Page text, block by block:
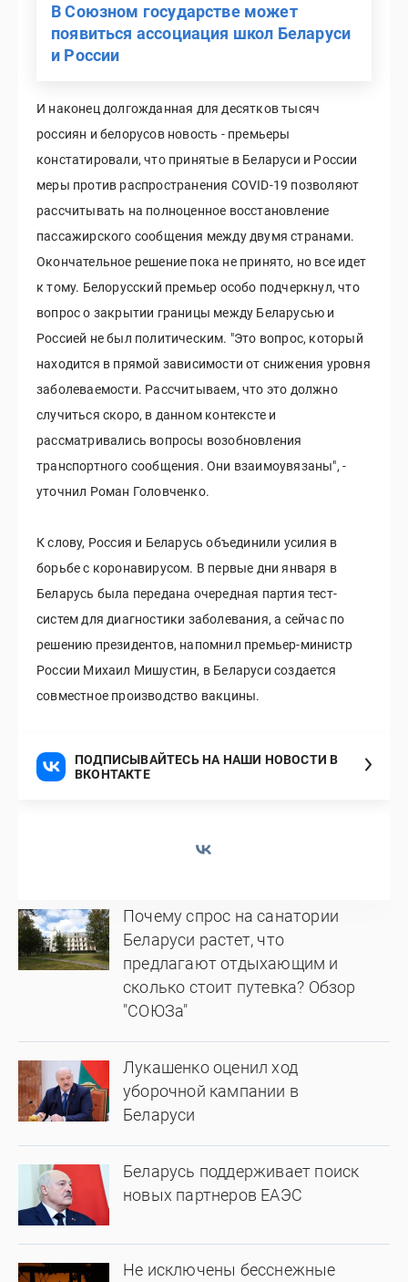
В Союзном государстве может
появиться ассоциация школ Беларуси
и России
И наконец долгожданная для десятков тысяч
россиян и белорусов новость - премьеры
констатировали, что принятые в Беларуси и России
меры против распространения COVID-19 позволяют
рассчитывать на полноценное восстановление
пассажирского сообщения между двумя странами.
Окончательное решение пока не принято, но все идет
к тому. Белорусский премьер особо подчеркнул, что
вопрос о закрытии границы между Беларусью и
Россией не был политическим. "Это вопрос, который
находится в прямой зависимости от снижения уровня
заболеваемости. Рассчитываем, что это должно
случиться скоро, в данном контексте и
рассматривались вопросы возобновления
транспортного сообщения. Они взаимоувязаны", -
уточнил Роман Головченко.
К слову, Россия и Беларусь объединили усилия в
борьбе с коронавирусом. В первые дни января в
Беларусь была передана очередная партия тест-
систем для диагностики заболевания, а сейчас по
решению президентов, напомнил премьер-министр
России Михаил Мишустин, в Беларуси создается
совместное производство вакцины.
ПОДПИСЫВАЙТЕСЬ НА НАШИ НОВОСТИ В
ВКОНТАКТЕ
Почему спрос на санатории
Беларуси растет, что
предлагают отдыхающим и
сколько стоит путевка? Обзор
"СОЮЗа"
Лукашенко оценил ход
уборочной кампании в
Беларуси
Беларусь поддерживает поиск
новых партнеров ЕАЭС
Не исключены бесснежные